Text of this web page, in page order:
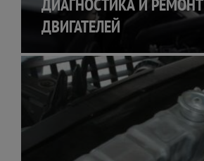
ДИАГНОСТИКА И РЕМОНТ
ДВИГАТЕЛЕЙ